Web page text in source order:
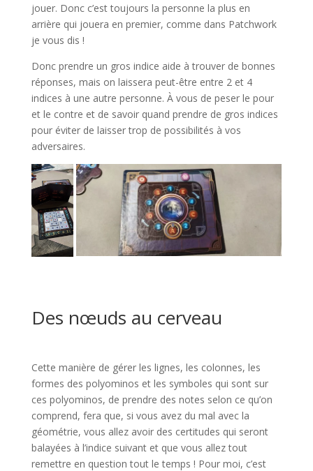
jouer. Donc c’est toujours la personne la plus en
arrière qui jouera en premier, comme dans Patchwork
je vous dis !
Donc prendre un gros indice aide à trouver de bonnes
réponses, mais on laissera peut-être entre 2 et 4
indices à une autre personne. À vous de peser le pour
et le contre et de savoir quand prendre de gros indices
pour éviter de laisser trop de possibilités à vos
adversaires.
Des nœuds au cerveau
Cette manière de gérer les lignes, les colonnes, les
formes des polyominos et les symboles qui sont sur
ces polyominos, de prendre des notes selon ce qu’on
comprend, fera que, si vous avez du mal avec la
géométrie, vous allez avoir des certitudes qui seront
balayées à l’indice suivant et que vous allez tout
remettre en question tout le temps ! Pour moi, c’est